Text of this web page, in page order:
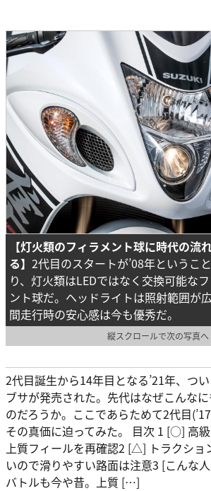
【灯火類のフィラメント球に時代の流
る】 2代目のスタートが’08年というこ
り、灯火類はLEDではなく交換可能な
ント球だ。ヘッドライトは照射範囲が
間走行時の安心感は今も優秀だ。
縦スクロールで次の写真へ
2代目誕生から14年目となる’21年、つ
ブサが発売された。先代はなぜこんな
のだろうか。ここであらためて2代目
その真価に迫ってみた。 目次 1 [○] 高
上質フィールを再確認2 [△] トラクショ
いので滑りやすい路面は注意3 [こんな
バトルも今や昔。上質 […]